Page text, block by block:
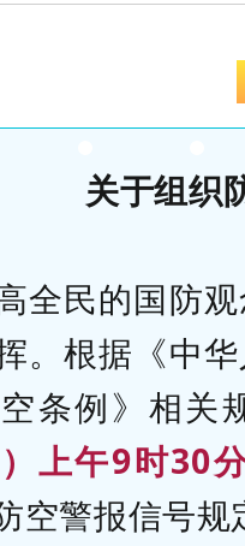
关于组织
民的国防观
。根据《中
条例》相关
）上午9时30
空警报信号规